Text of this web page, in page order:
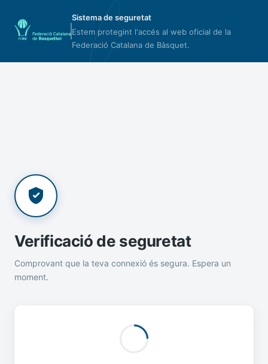
Sistema de seguretat
Estem protegint l'accés al web oficial de la
Federació Catalana de Bàsquet.
Verificació de seguretat
Comprovant que la teva connexió és segura. Espera un
moment.